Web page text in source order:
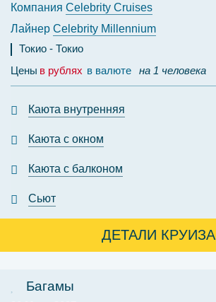
Компания Celebrity Cruises
Лайнер Celebrity Millennium
Токио
Токио
Цены в рублях в валюте на 1 человека
Каюта внутренняя
Каюта с окном
Каюта с балконом
Сьют
ДЕТАЛИ КРУИЗА
Багамы